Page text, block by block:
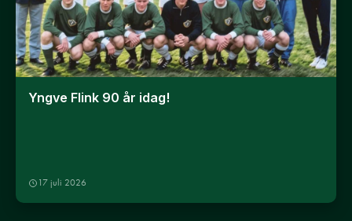
Yngve Flink 90 år idag!
17 juli 2026